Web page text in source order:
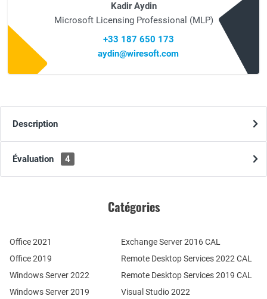
Kadir Aydin
Microsoft Licensing Professional (MLP)
+33 187 650 173
aydin@wiresoft.com
Description
Évaluation 4
Catégories
Office 2021
Office 2019
Windows Server 2022
Windows Server 2019
Remote Desktop Services 2022 CAL
Remote Desktop Services 2019 CAL
Exchange Server 2016 CAL
Visual Studio 2022